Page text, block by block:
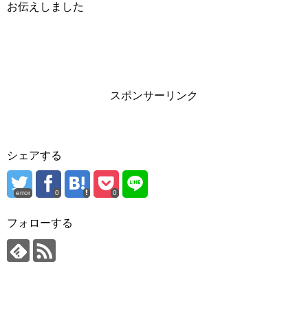
お伝えしました
スポンサーリンク
シェアする
error 0 0
フォローする